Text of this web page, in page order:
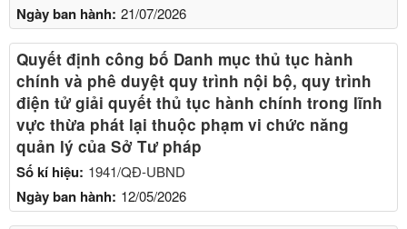
Ngày ban hành: 21/07/2026
Số kí hiệu: 1941/QĐ-UBND
Ngày ban hành: 12/05/2026
Quyết định công bố Danh mục thủ tục hành
chính và phê duyệt quy trình nội bộ, quy trình
điện tử giải quyết thủ tục hành chính trong lĩnh
vực thừa phát lại thuộc phạm vi chức năng
quản lý của Sở Tư pháp